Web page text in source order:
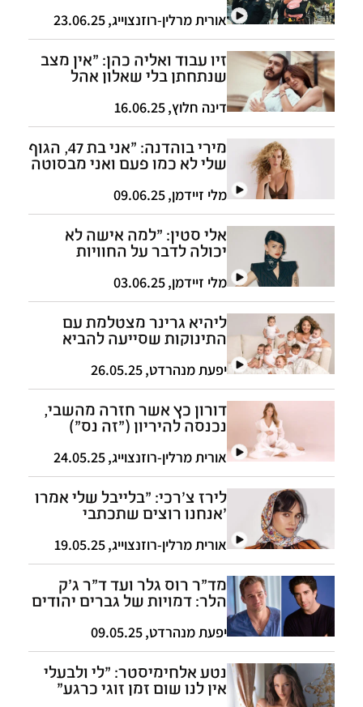
אורית מרלין-רוזנצוייג,
23.06.25
זיו עבוד ואליה כהן: "אין מצב
שנתחתן בלי שאלון אהל
דינה חלוץ,
16.06.25
מירי בוהדנה: "אני בת 47, הגוף
שלי לא כמו פעם ואני מבסוטה
מלי זיידמן,
09.06.25
אלי סטין: "למה אישה לא
יכולה לדבר על החוויות
אותה?"
מלי זיידמן,
03.06.25
ליהיא גרינר מצטלמת עם
התינוקות שסייעה להביא
אותם"
יפעת מנהרדט,
26.05.25
דורון כץ אשר חזרה מהשבי,
נכנסה להיריון ("זה נס")
מבעלה
אורית מרלין-רוזנצוייג,
24.05.25
לירז צ'רכי: "בלייבל שלי אמרו
'אנחנו רוצים שתכתבי
פלסטיין'"
אורית מרלין-רוזנצוייג,
19.05.25
מד"ר רוס גלר ועד ד"ר ג'ק
הלר: דמויות של גברים יהודים
יפעת מנהרדט,
09.05.25
נטע אלחימיסטר: "לי ולבעלי
אין לנו שום זמן זוגי כרגע"